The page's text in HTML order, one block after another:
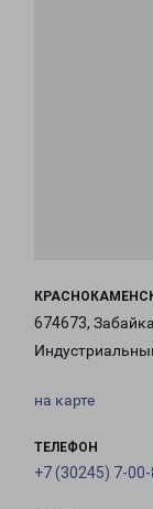
674673,
на карте
ТЕЛЕФОН
+7 (30245) 7-